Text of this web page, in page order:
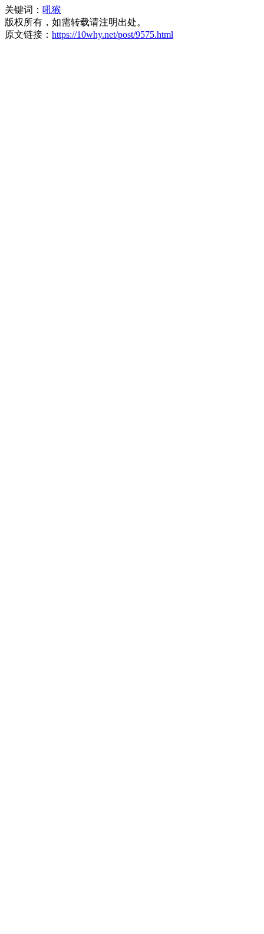
关键词： 吼猴
版权所有，如需转载请注明出处。
原文链接： https://10why.net/post/9575.html